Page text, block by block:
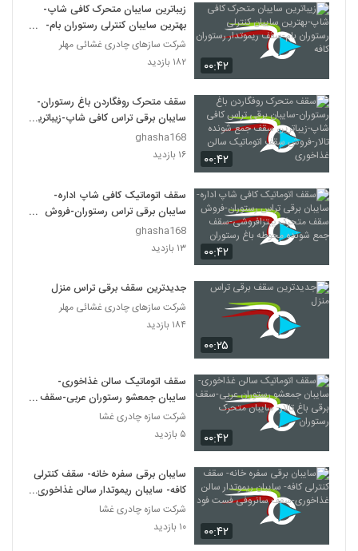
۰۰:۴۲
زیباترین سایبان متحرک کافی شاپ-
بهترین سایبان کنترلی رستوران بام-
سقف ریموتدار رستوران کافه
شرکت سازهای چادری غشائی مهلر
۱۸۲ بازدید
۰۰:۴۲
سقف متحرک روفگاردن باغ رستوران-
سایبان برقی تراس کافی شاپ-زیباترین
سقف جمع شونده تالار-فروش سقف
اتوماتیک سالن غذاخوری
ghasha168
۱۶ بازدید
۰۰:۴۲
سقف اتوماتیک کافی شاپ اداره-
سایبان برقی تراس رستوران-فروش
سقف متحرک پیتزافروشی-سقف جمع
شونده محوطه باغ رستوران
ghasha168
۱۳ بازدید
۰۰:۲۵
جدیدترین سقف برقی تراس منزل
شرکت سازهای چادری غشائی مهلر
۱۸۴ بازدید
۰۰:۴۲
سقف اتوماتیک سالن غذاخوری-
سایبان جمعشو رستوران عربی-سقف
برقی باغ تالار- سایبان متحرک رستوران
شرکت سازه چادری غشا
۵ بازدید
۰۰:۴۲
سایبان برقی سفره خانه- سقف کنترلی
کافه- سایبان ریموتدار سالن غذاخوری-
سقف سانروفی فست فود
شرکت سازه چادری غشا
۱۰ بازدید